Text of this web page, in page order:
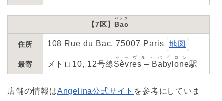
【7区】 Bac
バック
住所 108 Rue du Bac, 75007 Paris 地図
最寄 メトロ10, 12号線Sèvres – Babylone
セーヴル・バビロン
駅
店舗の情報はAngelina公式サイト を参考にしていま